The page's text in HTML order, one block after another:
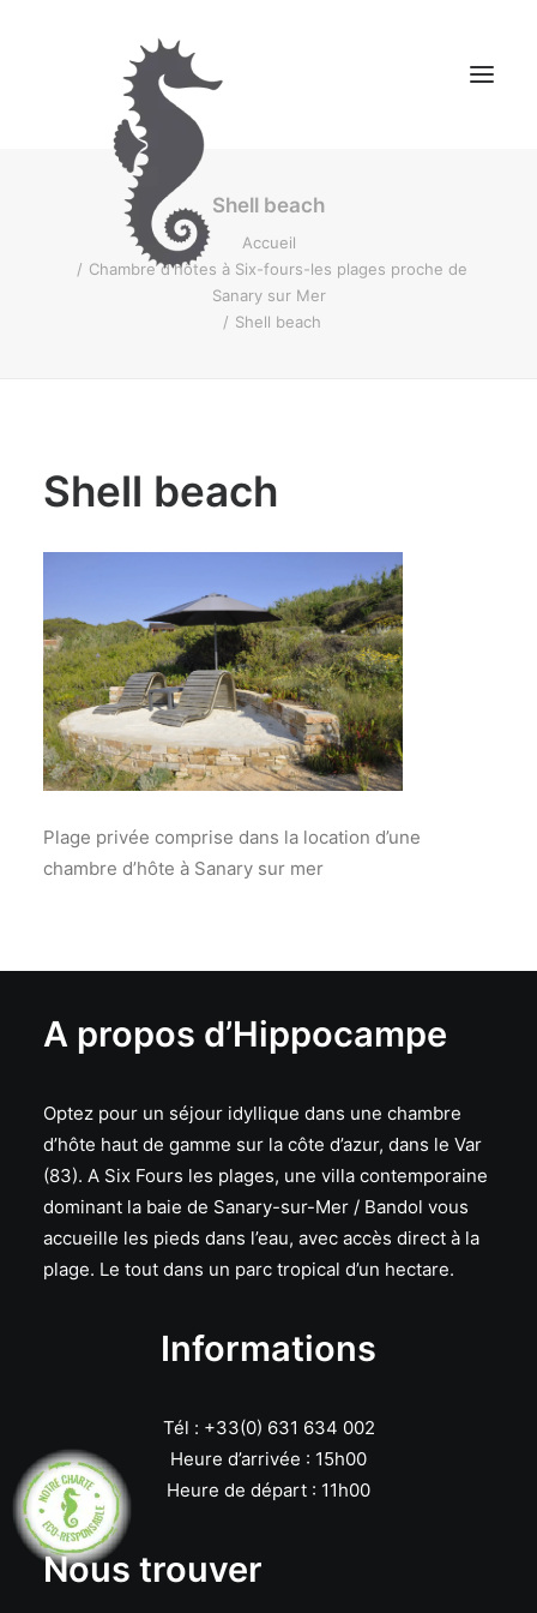
NOS CHAMBRES D’HÔTESShell beach
Accueil
Chambre d'hôtes à Six-fours-les plages proche de
Sanary sur Mer
Shell beach
Shell beach
Plage privée comprise dans la location d’une
chambre d’hôte à Sanary sur mer
A propos d’Hippocampe
Optez pour un séjour idyllique dans une chambre
d’hôte haut de gamme sur la côte d’azur, dans le Var
(83). A Six Fours les plages, une villa contemporaine
dominant la baie de Sanary-sur-Mer / Bandol vous
accueille les pieds dans l’eau, avec accès direct à la
plage. Le tout dans un parc tropical d’un hectare.
Informations
Tél : +33(0) 631 634 002
Heure d’arrivée : 15h00
Heure de départ : 11h00
Nous trouver